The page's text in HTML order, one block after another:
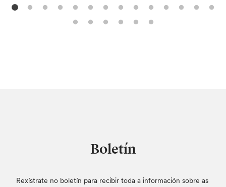
Boletín
Rexístrate no boletín para recibir toda a información sobre as